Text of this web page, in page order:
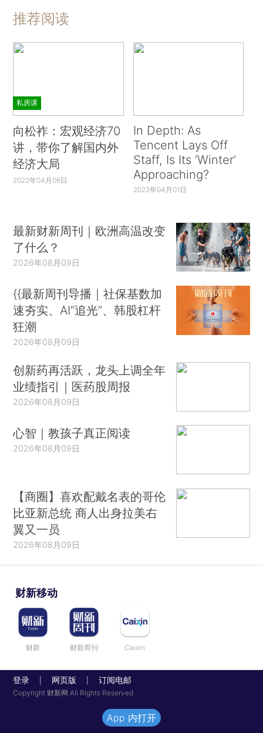
推荐阅读
私房课
向松祚：宏观经济70
讲，带你了解国内外
经济大局
2022年04月06日
In Depth: As
Tencent Lays Off
Staff, Is Its ‘Winter’
Approaching?
2022年04月01日
最新财新周刊｜欧洲高温改变
了什么？
2026年08月09日
{{最新周刊导播｜社保基数加
速夯实、AI“追光”、韩股杠杆
狂潮
2026年08月09日
创新药再活跃，龙头上调全年
业绩指引｜医药股周报
2026年08月09日
心智｜教孩子真正阅读
2026年08月09日
【商圈】喜欢配戴名表的哥伦
比亚新总统 商人出身拉美右
翼又一员
2026年08月09日
财新移动
财新 财新周刊 Caixin
登录 网页版 订阅电邮
Copyright 财新网 All Rights Reserved
App 内打开